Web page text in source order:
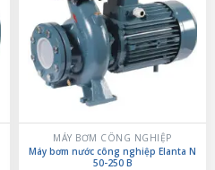
MÁY BƠM CÔNG NGHIỆP
Máy bơm nước công nghiệp Elanta N
50-250 B